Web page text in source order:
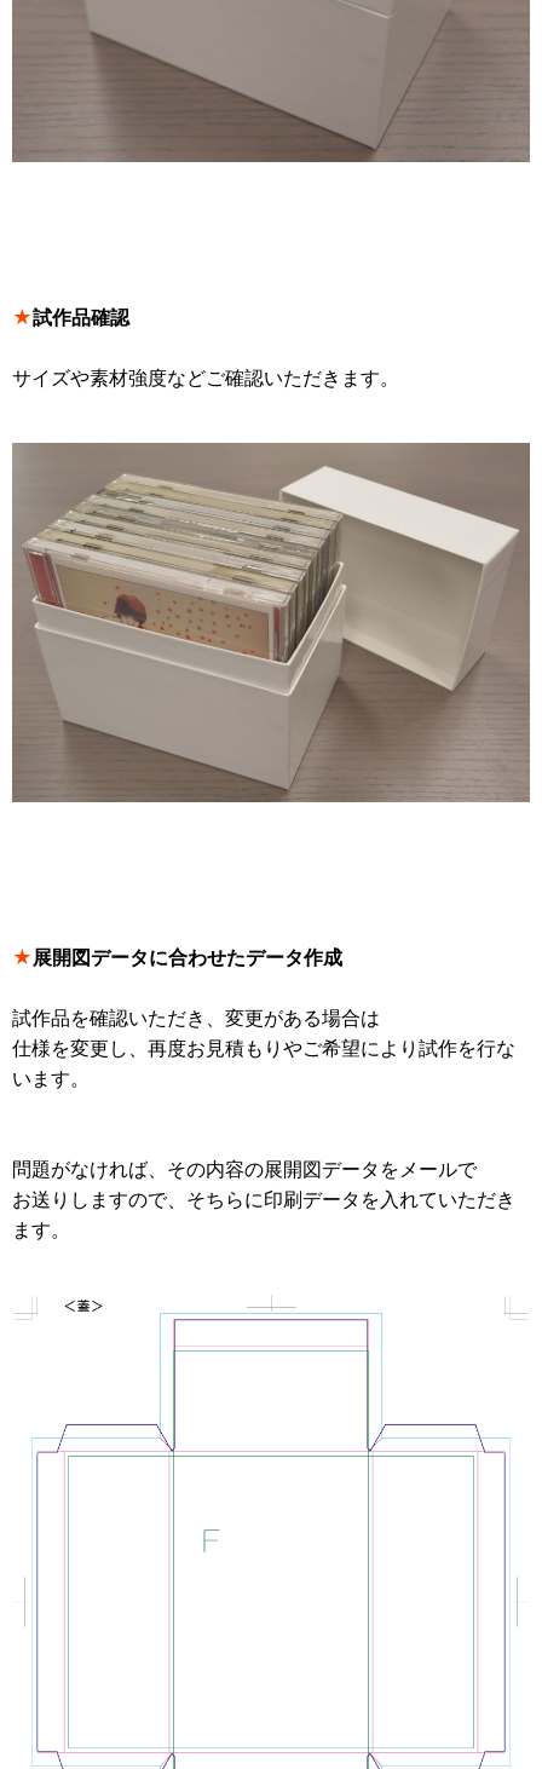
★試作品確認
サイズや素材強度などご確認いただきます。
★ 展開図データに合わせたデータ作成
試作品を確認いただき、変更がある場合は
仕様を変更し、再度お見積もりやご希望により試作を行な
います。
問題がなければ、その内容の展開図データをメールで
お送りしますので、そちらに印刷データを入れていただき
ます。